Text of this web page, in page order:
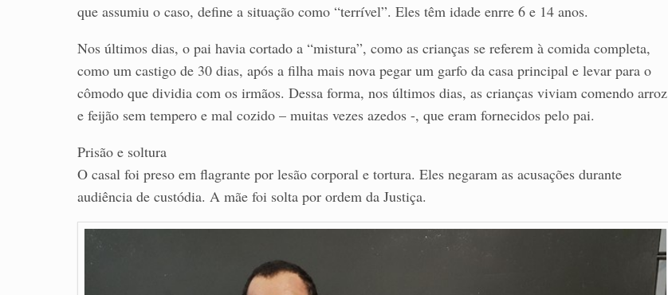
que assumiu o caso, define a situação como “terrível”. Eles têm idade enrre 6 e 14 anos.
Nos últimos dias, o pai havia cortado a “mistura”, como as crianças se referem à comida completa,
como um castigo de 30 dias, após a filha mais nova pegar um garfo da casa principal e levar para o
cômodo que dividia com os irmãos. Dessa forma, nos últimos dias, as crianças viviam comendo arroz
e feijão sem tempero e mal cozido – muitas vezes azedos -, que eram fornecidos pelo pai.
Prisão e soltura
O casal foi preso em flagrante por lesão corporal e tortura. Eles negaram as acusações durante
audiência de custódia. A mãe foi solta por ordem da Justiça.